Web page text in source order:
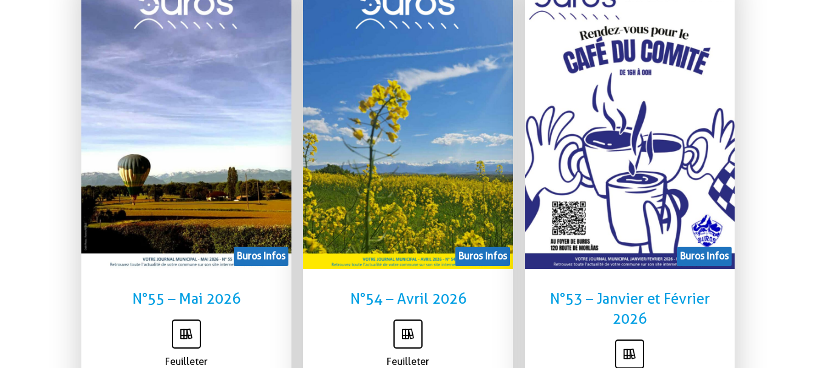
Buros Infos
N°55 – Mai 2026
Feuilleter
Buros Infos
N°54 – Avril 2026
Feuilleter
Buros Infos
N°53 – Janvier et Février
2026